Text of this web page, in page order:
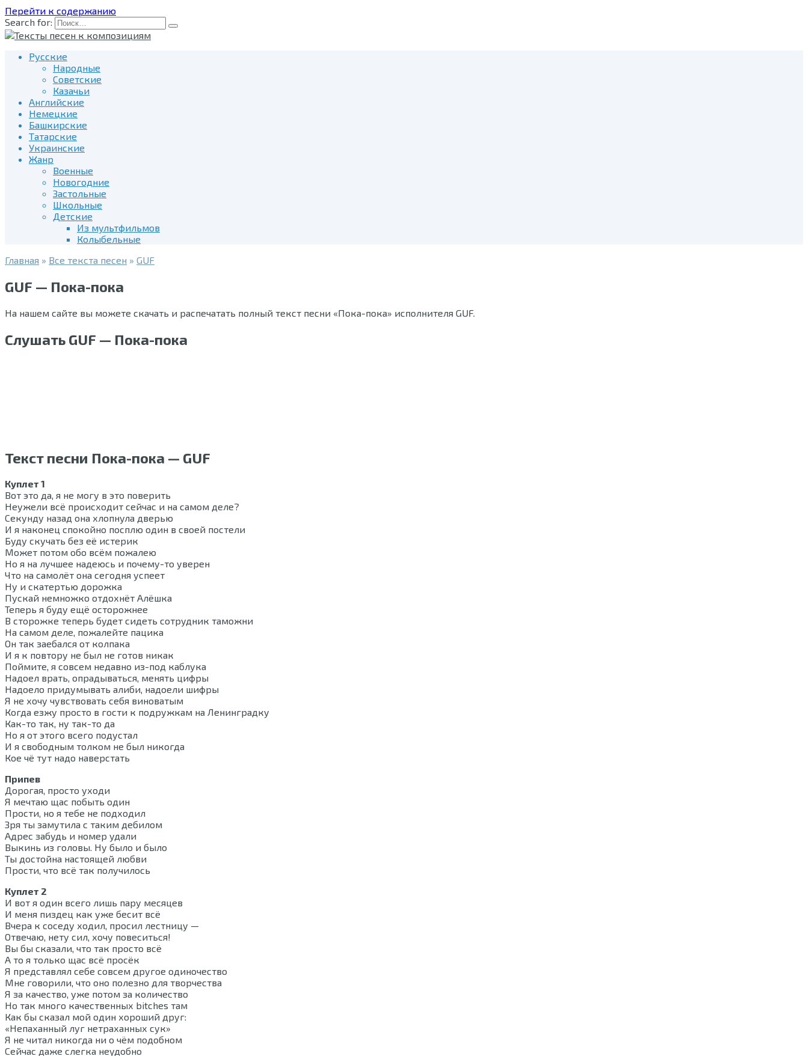
Перейти к содержанию
Search for:
Русские
Народные
Советские
Казачьи
Английские
Немецкие
Башкирские
Татарские
Украинские
Жанр
Военные
Новогодние
Застольные
Школьные
Детские
Из мультфильмов
Колыбельные
Главная » Все текста песен » GUF
GUF — Пока-пока
На нашем сайте вы можете скачать и распечатать полный текст песни «Пока-пока» исполнителя GUF.
Слушать GUF — Пока-пока
Текст песни Пока-пока — GUF
Куплет 1
Вот это да, я не могу в это поверить
Неужели всё происходит сейчас и на самом деле?
Секунду назад она хлопнула дверью
И я наконец спокойно посплю один в своей постели
Буду скучать без её истерик
Может потом обо всём пожалею
Но я на лучшее надеюсь и почему-то уверен
Что на самолёт она сегодня успеет
Ну и скатертью дорожка
Пускай немножко отдохнёт Алёшка
Теперь я буду ещё осторожнее
В сторожке теперь будет сидеть сотрудник таможни
На самом деле, пожалейте пацика
Он так заебался от колпака
И я к повтору не был не готов никак
Поймите, я совсем недавно из-под каблука
Надоел врать, опрадываться, менять цифры
Надоело придумывать алиби, надоели шифры
Я не хочу чувствовать себя виноватым
Когда езжу просто в гости к подружкам на Ленинградку
Как-то так, ну так-то да
Но я от этого всего подустал
И я свободным толком не был никогда
Кое чё тут надо наверстать
Припев
Дорогая, просто уходи
Я мечтаю щас побыть один
Прости, но я тебе не подходил
Зря ты замутила с таким дебилом
Адрес забудь и номер удали
Выкинь из головы. Ну было и было
Ты достойна настоящей любви
Прости, что всё так получилось
Куплет 2
И вот я один всего лишь пару месяцев
И меня пиздец как уже бесит всё
Вчера к соcеду ходил, просил лестницу —
Отвечаю, нету сил, хочу повеситься!
Вы бы сказали, что так просто всё
А то я только щас всё просёк
Я представлял себе совсем другое одиночество
Мне говорили, что оно полезно для творчества
Я за качество, уже потом за количество
Но так много качественных bitches там
Как бы сказал мой один хороший друг:
«Непаханный луг нетраханных сук»
Я не читал никогда ни о чём подобном
Сейчас даже слегка неудобно